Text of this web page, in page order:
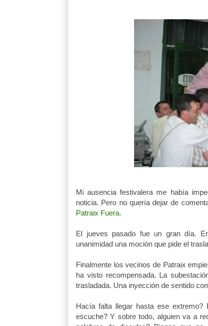
Mi ausencia festivalera me había
noticia. Pero no quería dejar de
Patraix Fuera.
El jueves pasado fue un gran día.
unanimidad una moción que pide el
Finalmente los vecinos de Patraix
ha visto recompensada. La
trasladada. Una inyección de sentido
Hacía falta llegar hasta ese
escuche? Y sobre todo, alguien va a